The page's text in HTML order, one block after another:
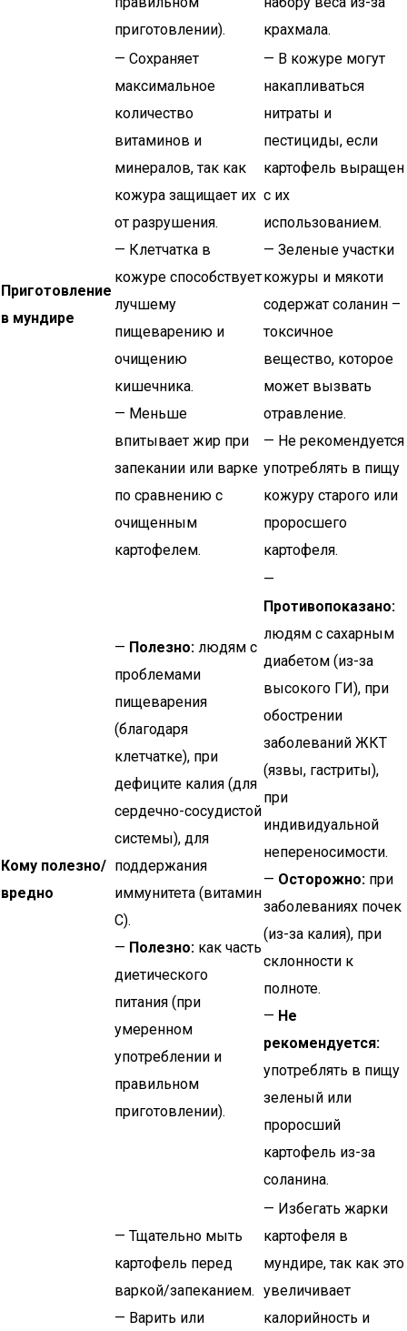
приготовлении).
крахмала.
Приготовление
в мундире
— Сохраняет
максимальное
количество
витаминов и
минералов, так как
кожура защищает их
от разрушения.
— Клетчатка в
кожуре способствует
лучшему
пищеварению и
очищению
кишечника.
— Меньше
впитывает жир при
запекании или варке
по сравнению с
очищенным
картофелем.
— В кожуре могут
накапливаться
нитраты и
пестициды, если
картофель выращен
с их
использованием.
— Зеленые участки
кожуры и мякоти
содержат соланин –
токсичное
вещество, которое
может вызвать
отравление.
— Не рекомендуется
употреблять в пищу
кожуру старого или
проросшего
картофеля.
Кому полезно/
вредно
— Полезно: людям с
проблемами
пищеварения
(благодаря
клетчатке), при
дефиците калия (для
сердечно-сосудистой
системы), для
поддержания
иммунитета (витамин
C).
— Полезно: как часть
диетического
питания (при
умеренном
употреблении и
правильном
приготовлении).
—
Противопоказано:
людям с сахарным
диабетом (из-за
высокого ГИ), при
обострении
заболеваний ЖКТ
(язвы, гастриты),
при
индивидуальной
непереносимости.
— Осторожно: при
заболеваниях почек
(из-за калия), при
склонности к
полноте.
— Не
рекомендуется:
употреблять в пищу
зеленый или
проросший
картофель из-за
соланина.
— Тщательно мыть
картофель перед
варкой/запеканием.
— Варить или
— Избегать жарки
картофеля в
мундире, так как это
увеличивает
калорийность и